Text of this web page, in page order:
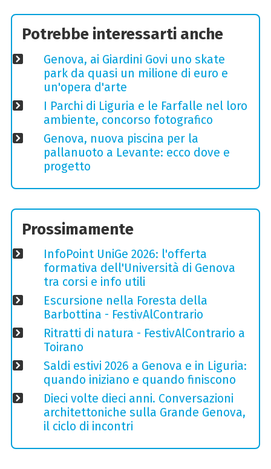
Potrebbe interessarti anche
Genova, ai Giardini Govi uno skate
park da quasi un milione di euro e
un'opera d'arte
I Parchi di Liguria e le Farfalle nel loro
ambiente, concorso fotografico
Genova, nuova piscina per la
pallanuoto a Levante: ecco dove e
progetto
Prossimamente
InfoPoint UniGe 2026: l'offerta
formativa dell'Università di Genova
tra corsi e info utili
Escursione nella Foresta della
Barbottina - FestivAlContrario
Ritratti di natura - FestivAlContrario a
Toirano
Saldi estivi 2026 a Genova e in Liguria:
quando iniziano e quando finiscono
Dieci volte dieci anni. Conversazioni
architettoniche sulla Grande Genova,
il ciclo di incontri